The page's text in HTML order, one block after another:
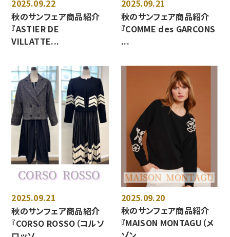
2025.09.22
秋のサンフェア商品紹介
『ASTIER DE
VILLATTE...
2025.09.21
秋のサンフェア商品紹介
『COMME des GARCONS
...
2025.09.21
秋のサンフェア商品紹介
『CORSO ROSSO（コルソ
2025.09.20
秋のサンフェア商品紹介
『MAISON MONTAGU（メ